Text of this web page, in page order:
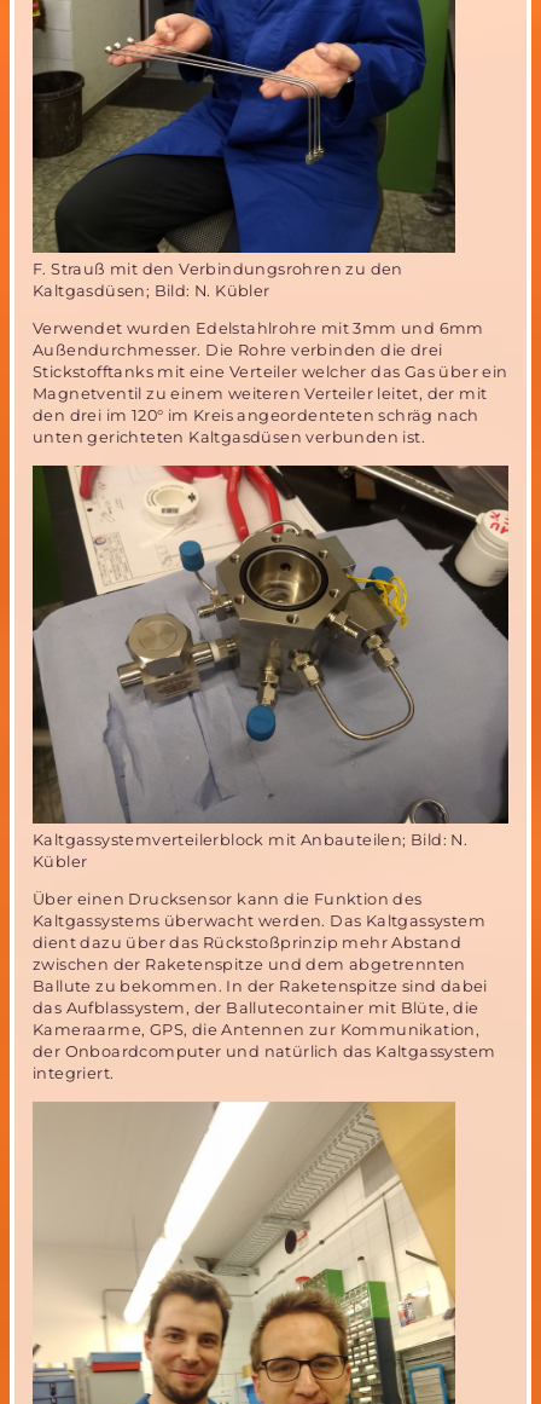
F. Strauß mit den Verbindungsrohren zu den
Kaltgasdüsen; Bild: N. Kübler
Verwendet wurden Edelstahlrohre mit 3mm und 6mm
Außendurchmesser. Die Rohre verbinden die drei
Stickstofftanks mit eine Verteiler welcher das Gas über ein
Magnetventil zu einem weiteren Verteiler leitet, der mit
den drei im 120° im Kreis angeordenteten schräg nach
unten gerichteten Kaltgasdüsen verbunden ist.
Kaltgassystemverteilerblock mit Anbauteilen; Bild: N.
Kübler
Über einen Drucksensor kann die Funktion des
Kaltgassystems überwacht werden. Das Kaltgassystem
dient dazu über das Rückstoßprinzip mehr Abstand
zwischen der Raketenspitze und dem abgetrennten
Ballute zu bekommen. In der Raketenspitze sind dabei
das Aufblassystem, der Ballutecontainer mit Blüte, die
Kameraarme, GPS, die Antennen zur Kommunikation,
der Onboardcomputer und natürlich das Kaltgassystem
integriert.